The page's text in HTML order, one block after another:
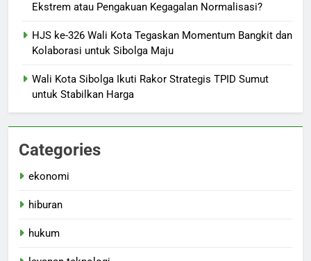
Ekstrem atau Pengakuan Kegagalan Normalisasi?
HJS ke-326 Wali Kota Tegaskan Momentum Bangkit dan
Kolaborasi untuk Sibolga Maju
Wali Kota Sibolga Ikuti Rakor Strategis TPID Sumut
untuk Stabilkan Harga
Categories
ekonomi
hiburan
hukum